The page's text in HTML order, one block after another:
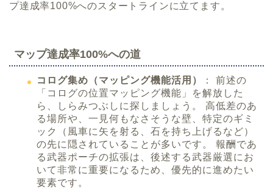
プ達成率100%へのスタートラインに立てます。
マップ達成率100%への道
コログ集め（マッピング機能活用）
： 前述の
「コログの位置マッピング機能」を解放した
ら、しらみつぶしに探しましょう。 高低差のあ
る場所や、一見何もなさそうな壁、特定のギミ
ック（風車に矢を射る、石を持ち上げるなど）
の先に隠されていることが多いです。 報酬であ
る武器ポーチの拡張は、後述する武器厳選にお
いて非常に重要になるため、優先的に進めたい
要素です。